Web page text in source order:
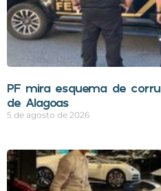
PF mira esquema de
de Alagoas
5 de agosto de 2026